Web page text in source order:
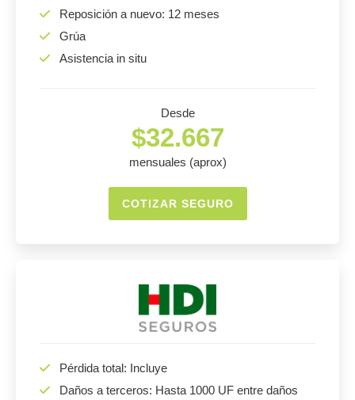
Reposición a nuevo: 12 meses
Grúa
Asistencia in situ
Desde
$32.667
mensuales (aprox)
COTIZAR SEGURO
Pérdida total: Incluye
Daños a terceros: Hasta 1000 UF entre daños